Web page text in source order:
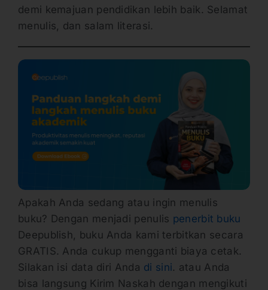
demi kemajuan pendidikan lebih baik. Selamat
menulis, dan salam literasi.
Apakah Anda sedang atau ingin menulis
buku? Dengan menjadi penulis penerbit buku
Deepublish, buku Anda kami terbitkan secara
GRATIS. Anda cukup mengganti biaya cetak.
Silakan isi data diri Anda di sini. atau Anda
bisa langsung Kirim Naskah dengan mengikuti